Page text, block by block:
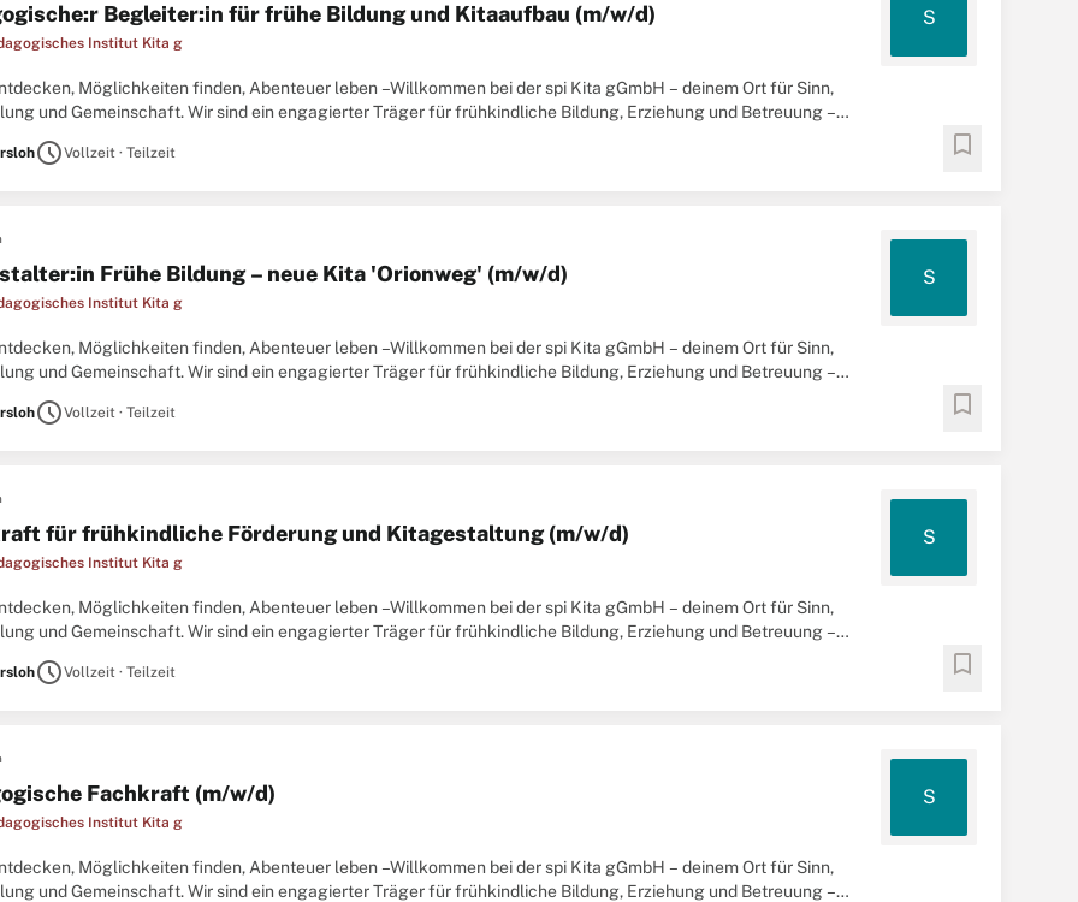
Begleiter:in für frühe Bildung und Kitaaufbau (m/w/d)
Institut Kita g
S
Möglichkeiten finden, Abenteuer leben –Willkommen bei der spi Kita gGmbH – deinem Ort für Sinn,
und Gemeinschaft. Wir sind ein engagierter Träger für frühkindliche Bildung, Erziehung und Betreuung –
scheduleVollzeit · Teilzeit bookmark
Frühe Bildung – neue Kita 'Orionweg' (m/w/d)
Institut Kita g
S
Möglichkeiten finden, Abenteuer leben –Willkommen bei der spi Kita gGmbH – deinem Ort für Sinn,
und Gemeinschaft. Wir sind ein engagierter Träger für frühkindliche Bildung, Erziehung und Betreuung –
scheduleVollzeit · Teilzeit bookmark
für frühkindliche Förderung und Kitagestaltung (m/w/d)
Institut Kita g
S
Möglichkeiten finden, Abenteuer leben –Willkommen bei der spi Kita gGmbH – deinem Ort für Sinn,
und Gemeinschaft. Wir sind ein engagierter Träger für frühkindliche Bildung, Erziehung und Betreuung –
scheduleVollzeit · Teilzeit bookmark
Fachkraft (m/w/d)
Institut Kita g
S
Möglichkeiten finden, Abenteuer leben –Willkommen bei der spi Kita gGmbH – deinem Ort für Sinn,
und Gemeinschaft. Wir sind ein engagierter Träger für frühkindliche Bildung, Erziehung und Betreuung –